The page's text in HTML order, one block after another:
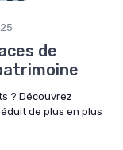
de
? Découvrez
de plus en plus